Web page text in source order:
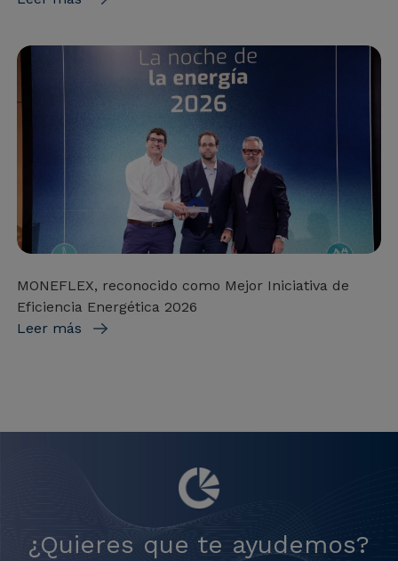
MONEFLEX, reconocido como Mejor Iniciativa de
Eficiencia Energética 2026
Leer más
¿Quieres que te ayudemos?